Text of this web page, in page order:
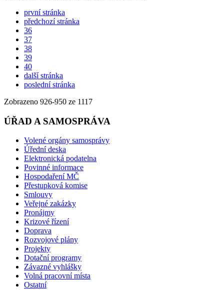
první stránka
předchozí stránka
36
37
38
39
40
další stránka
poslední stránka
Zobrazeno 926-950 ze 1117
ÚŘAD A SAMOSPRÁVA
Volené orgány samosprávy
Úřední deska
Elektronická podatelna
Povinné informace
Hospodaření MČ
Přestupková komise
Smlouvy
Veřejné zakázky
Pronájmy
Krizové řízení
Doprava
Rozvojové plány
Projekty
Dotační programy
Závazné vyhlášky
Volná pracovní místa
Ostatní